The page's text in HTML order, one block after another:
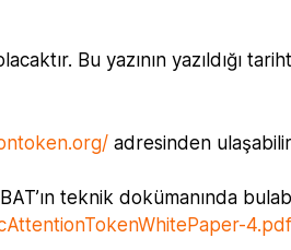
Bu yazının yazıldığı
adresinden
teknik dokümanında
4.pdf